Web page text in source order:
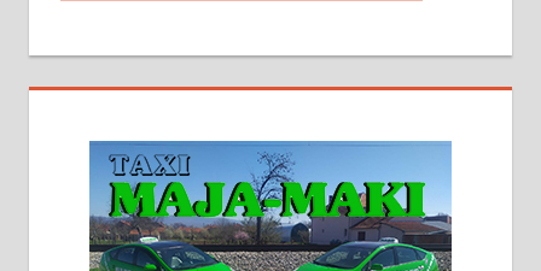
стамбене целине једна уз другу.
2х150м2, две гараже, централно
грејање на гас и дрва. Две
адресе. 063/71-74-023